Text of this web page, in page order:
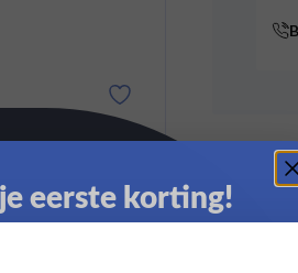
eerste korting!